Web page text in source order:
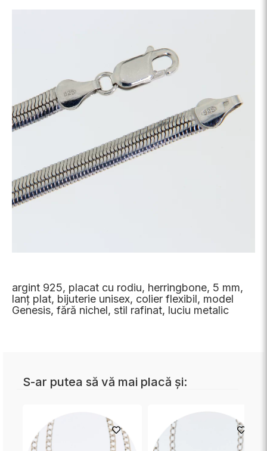
argint 925, placat cu rodiu, herringbone, 5 mm,
lanț plat, bijuterie unisex, colier flexibil, model
Genesis, fără nichel, stil rafinat, luciu metalic
S-ar putea să vă mai placă și: